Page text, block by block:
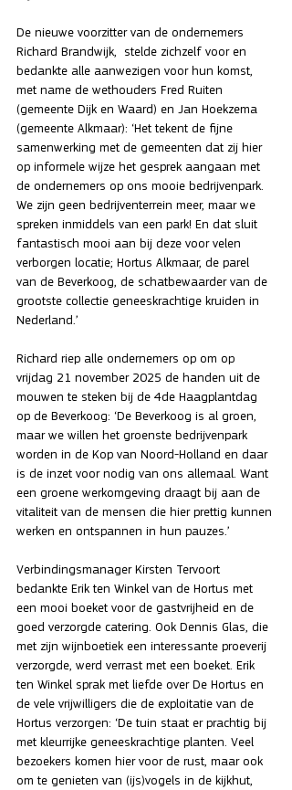
De nieuwe voorzitter van de ondernemers
Richard Brandwijk,  stelde zichzelf voor en
bedankte alle aanwezigen voor hun komst,
met name de wethouders Fred Ruiten
(gemeente Dijk en Waard) en Jan Hoekzema
(gemeente Alkmaar): ‘Het tekent de fijne
samenwerking met de gemeenten dat zij hier
op informele wijze het gesprek aangaan met
de ondernemers op ons mooie bedrijvenpark.
We zijn geen bedrijventerrein meer, maar we
spreken inmiddels van een park! En dat sluit
fantastisch mooi aan bij deze voor velen
verborgen locatie; Hortus Alkmaar, de parel
van de Beverkoog, de schatbewaarder van de
grootste collectie geneeskrachtige kruiden in
Nederland.’
Richard riep alle ondernemers op om op
vrijdag 21 november 2025 de handen uit de
mouwen te steken bij de 4de Haagplantdag
op de Beverkoog: ‘De Beverkoog is al groen,
maar we willen het groenste bedrijvenpark
worden in de Kop van Noord-Holland en daar
is de inzet voor nodig van ons allemaal. Want
een groene werkomgeving draagt bij aan de
vitaliteit van de mensen die hier prettig kunnen
werken en ontspannen in hun pauzes.’
Verbindingsmanager Kirsten Tervoort
bedankte Erik ten Winkel van de Hortus met
een mooi boeket voor de gastvrijheid en de
goed verzorgde catering. Ook Dennis Glas, die
met zijn wijnboetiek een interessante proeverij
verzorgde, werd verrast met een boeket. Erik
ten Winkel sprak met liefde over De Hortus en
de vele vrijwilligers die de exploitatie van de
Hortus verzorgen: ‘De tuin staat er prachtig bij
met kleurrijke geneeskrachtige planten. Veel
bezoekers komen hier voor de rust, maar ook
om te genieten van (ijs)vogels in de kijkhut,